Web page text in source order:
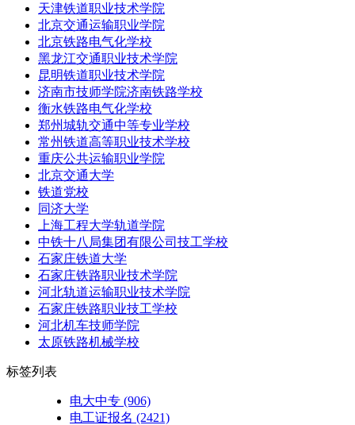
天津铁道职业技术学院
北京交通运输职业学院
北京铁路电气化学校
黑龙江交通职业技术学院
昆明铁道职业技术学院
济南市技师学院济南铁路学校
衡水铁路电气化学校
郑州城轨交通中等专业学校
常州铁道高等职业技术学校
重庆公共运输职业学院
北京交通大学
铁道党校
同济大学
上海工程大学轨道学院
中铁十八局集团有限公司技工学校
石家庄铁道大学
石家庄铁路职业技术学院
河北轨道运输职业技术学院
石家庄铁路职业技工学校
河北机车技师学院
太原铁路机械学校
标签列表
电大中专 (906)
电工证报名 (2421)